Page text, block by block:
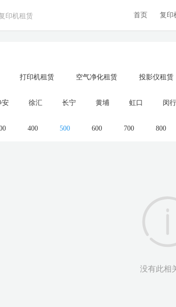
首页 复印
打印机租赁 空气净化租赁 投影仪租赁
安 徐汇 长宁 黄埔 虹口 闵行
400 500 600 700 800
没有此相